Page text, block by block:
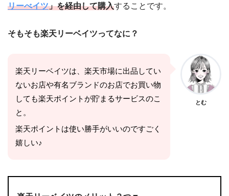
リーべイツ」を経由して購入することです。
そもそも楽天リーベイツってなに？
楽天リーベイツは、楽天市場に出品してい
ないお店や有名ブランドのお店でお買い物
しても楽天ポイントが貯まるサービスのこ
と。
楽天ポイントは使い勝手がいいのですごく
嬉しい♪
とむ